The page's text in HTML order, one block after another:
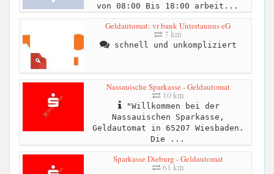
von 08:00 Bis 18:00 arbeit...
Geldautomat: vr bank Untertaunus eG
7 km
schnell und unkompliziert
Nassauische Sparkasse - Geldautomat
10 km
"Willkommen bei der
Nassauischen Sparkasse,
Geldautomat in 65207 Wiesbaden.
Die ...
Sparkasse Dieburg - Geldautomat
61 km